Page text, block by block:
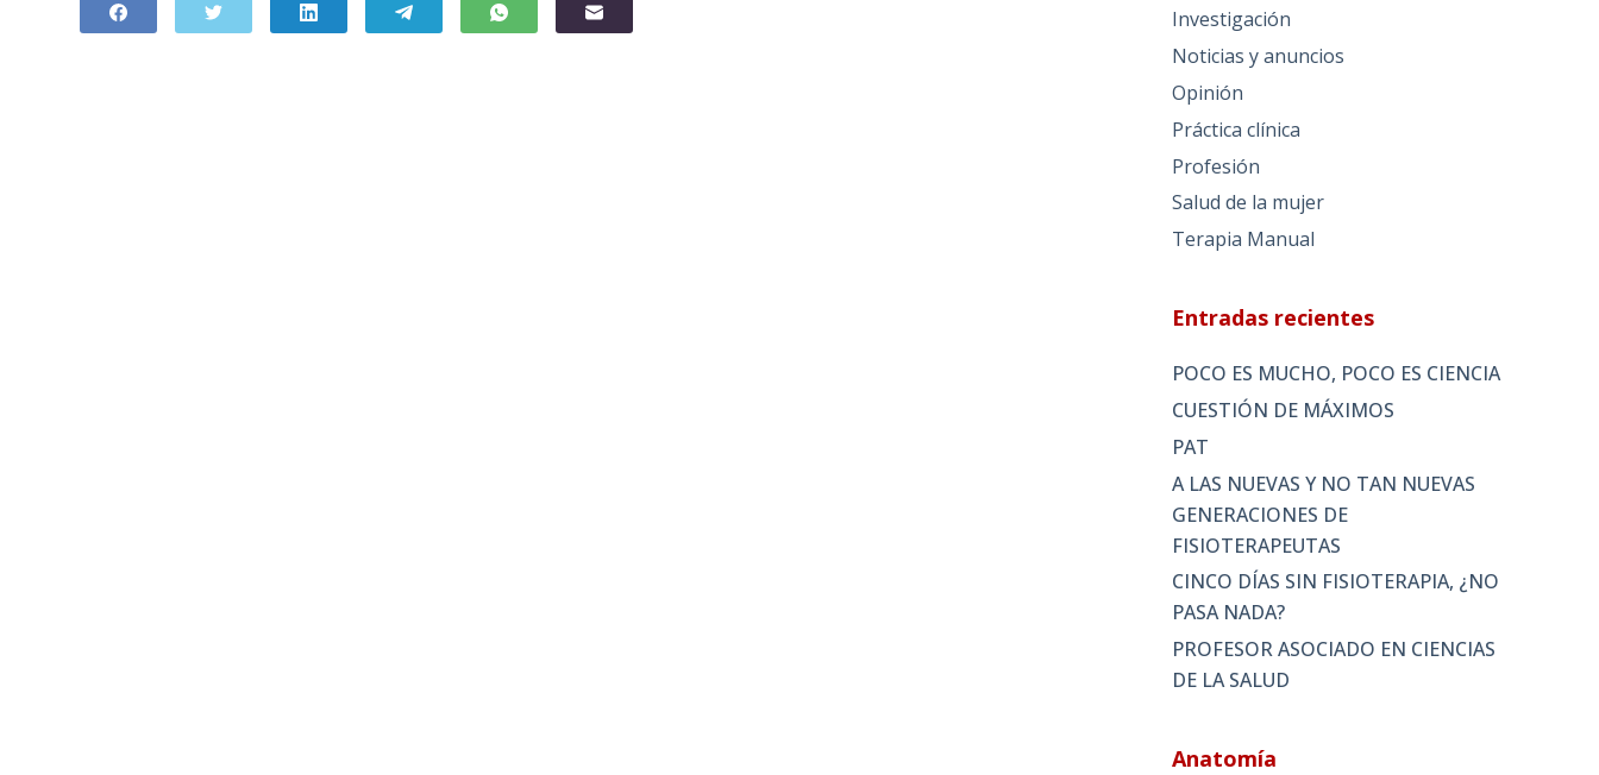
Investigación
Noticias y anuncios
Opinión
Práctica clínica
Profesión
Salud de la mujer
Terapia Manual
Entradas recientes
POCO ES MUCHO, POCO ES CIENCIA
CUESTIÓN DE MÁXIMOS
PAT
A LAS NUEVAS Y NO TAN NUEVAS
GENERACIONES DE
FISIOTERAPEUTAS
CINCO DÍAS SIN FISIOTERAPIA, ¿NO
PASA NADA?
PROFESOR ASOCIADO EN CIENCIAS
DE LA SALUD
Anatomía